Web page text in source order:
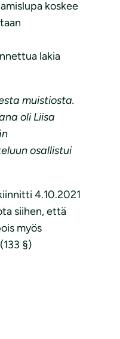
koskee
lakia
muistiosta.
oli Liisa
osallistui
4.10.2021
siihen, että
myös
§)